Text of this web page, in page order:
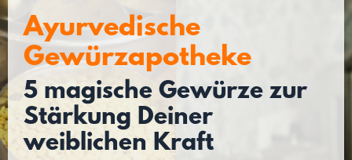
Ayurvedische
Gewürzapotheke
5 magische Gewürze zur
Stärkung Deiner
weiblichen Kraft